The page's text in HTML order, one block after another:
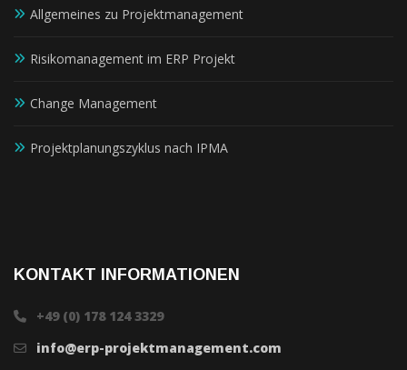
Allgemeines zu Projektmanagement
Risikomanagement im ERP Projekt
Change Management
Projektplanungszyklus nach IPMA
KONTAKT INFORMATIONEN
+49 (0) 178 124 3329
info@erp-projektmanagement.com